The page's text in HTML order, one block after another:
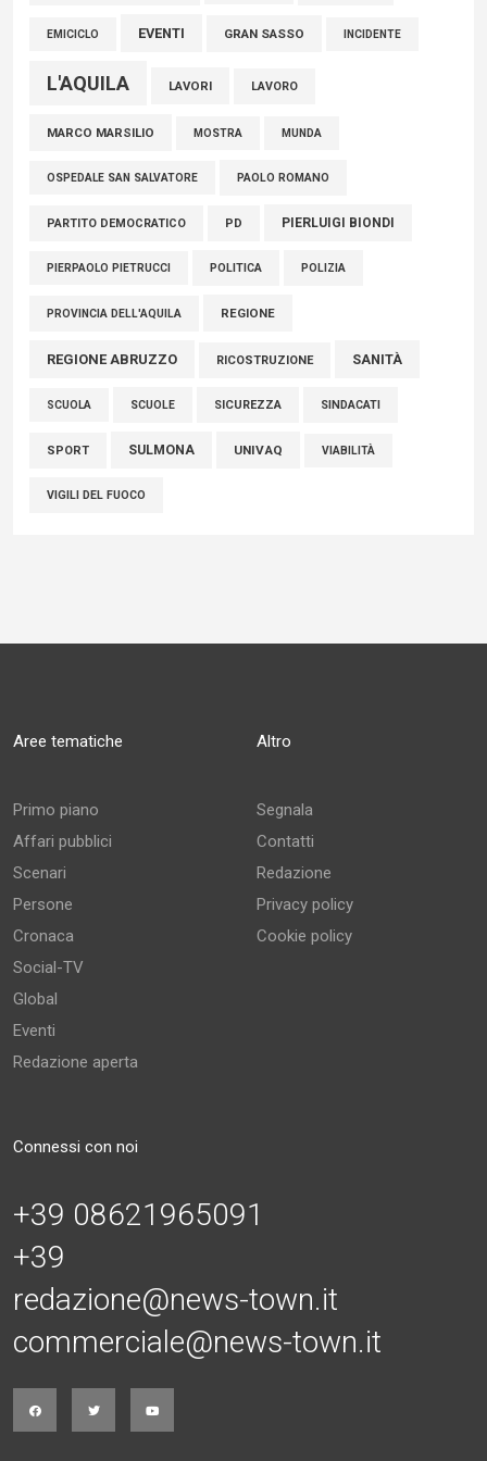
EMICICLO EVENTI GRAN SASSO INCIDENTE
L'AQUILA LAVORI LAVORO
MARCO MARSILIO MOSTRA MUNDA
OSPEDALE SAN SALVATORE PAOLO ROMANO
PARTITO DEMOCRATICO PD PIERLUIGI BIONDI
PIERPAOLO PIETRUCCI POLITICA POLIZIA
PROVINCIA DELL'AQUILA REGIONE
REGIONE ABRUZZO RICOSTRUZIONE SANITÀ
SCUOLA SCUOLE SICUREZZA SINDACATI
SPORT SULMONA UNIVAQ VIABILITÀ
VIGILI DEL FUOCO
Aree tematiche
Primo piano
Affari pubblici
Scenari
Persone
Cronaca
Social-TV
Global
Eventi
Redazione aperta
Altro
Segnala
Contatti
Redazione
Privacy policy
Cookie policy
Connessi con noi
+39 08621965091
+39
redazione@news-town.it
commerciale@news-town.it